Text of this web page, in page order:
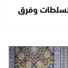
وفرق